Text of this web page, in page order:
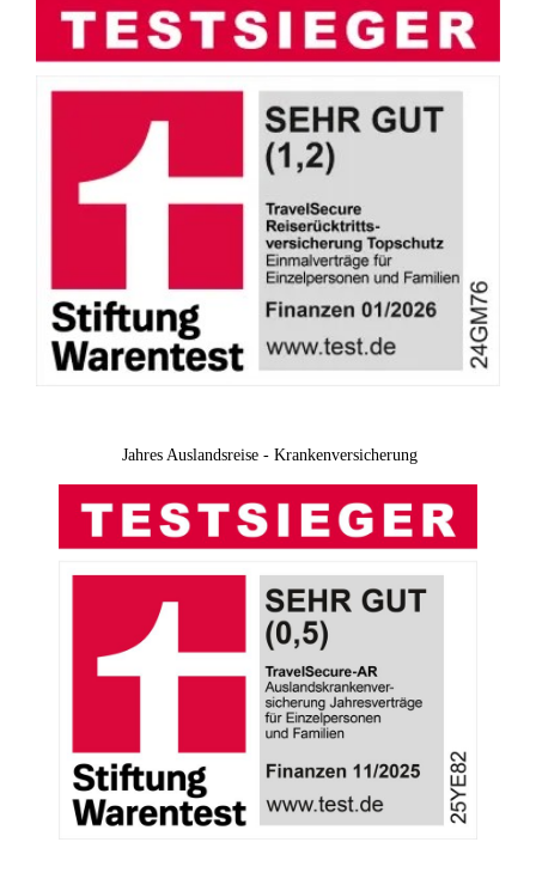
Jahres Auslandsreise - Krankenversicherung